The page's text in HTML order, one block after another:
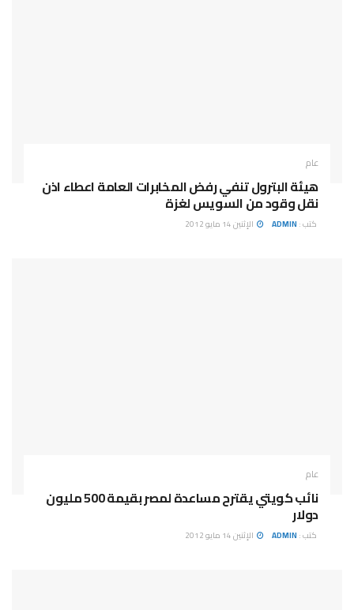
عام
هيئة البترول تنفي رفض المخابرات العامة اعطاء اذن
نقل وقود من السويس لغزة
كتب : ADMIN الإثنين 14 مايو 2012
عام
نائب كويتي يقترح مساعدة لمصر بقيمة 500 مليون
دولار
كتب : ADMIN الإثنين 14 مايو 2012